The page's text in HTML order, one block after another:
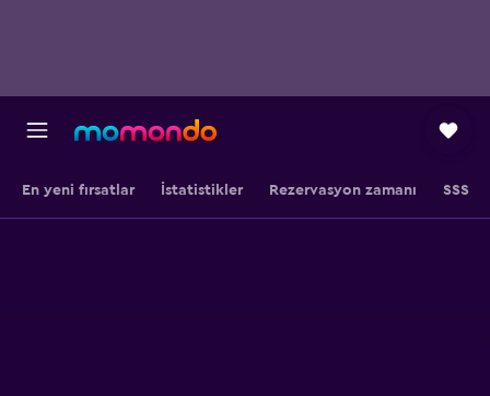
En yeni fırsatlar İstatistikler Rezervasyon zamanı SSS